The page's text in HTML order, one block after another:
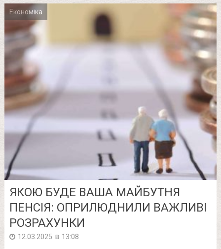
Економіка
ЯКОЮ БУДЕ ВАША МАЙБУТНЯ
ПЕНСІЯ: ОПРИЛЮДНИЛИ ВАЖЛИВІ
РОЗРАХУНКИ
12.03.2025 в 13:08